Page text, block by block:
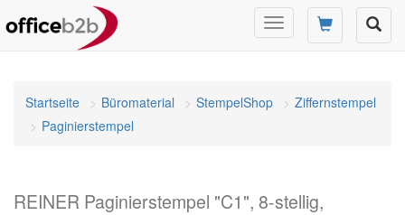
Navigation
umschalten
Startseite Büromaterial StempelShop
Ziffernstempel
Paginierstempel
REINER Paginierstempel "C1", 8-stellig,